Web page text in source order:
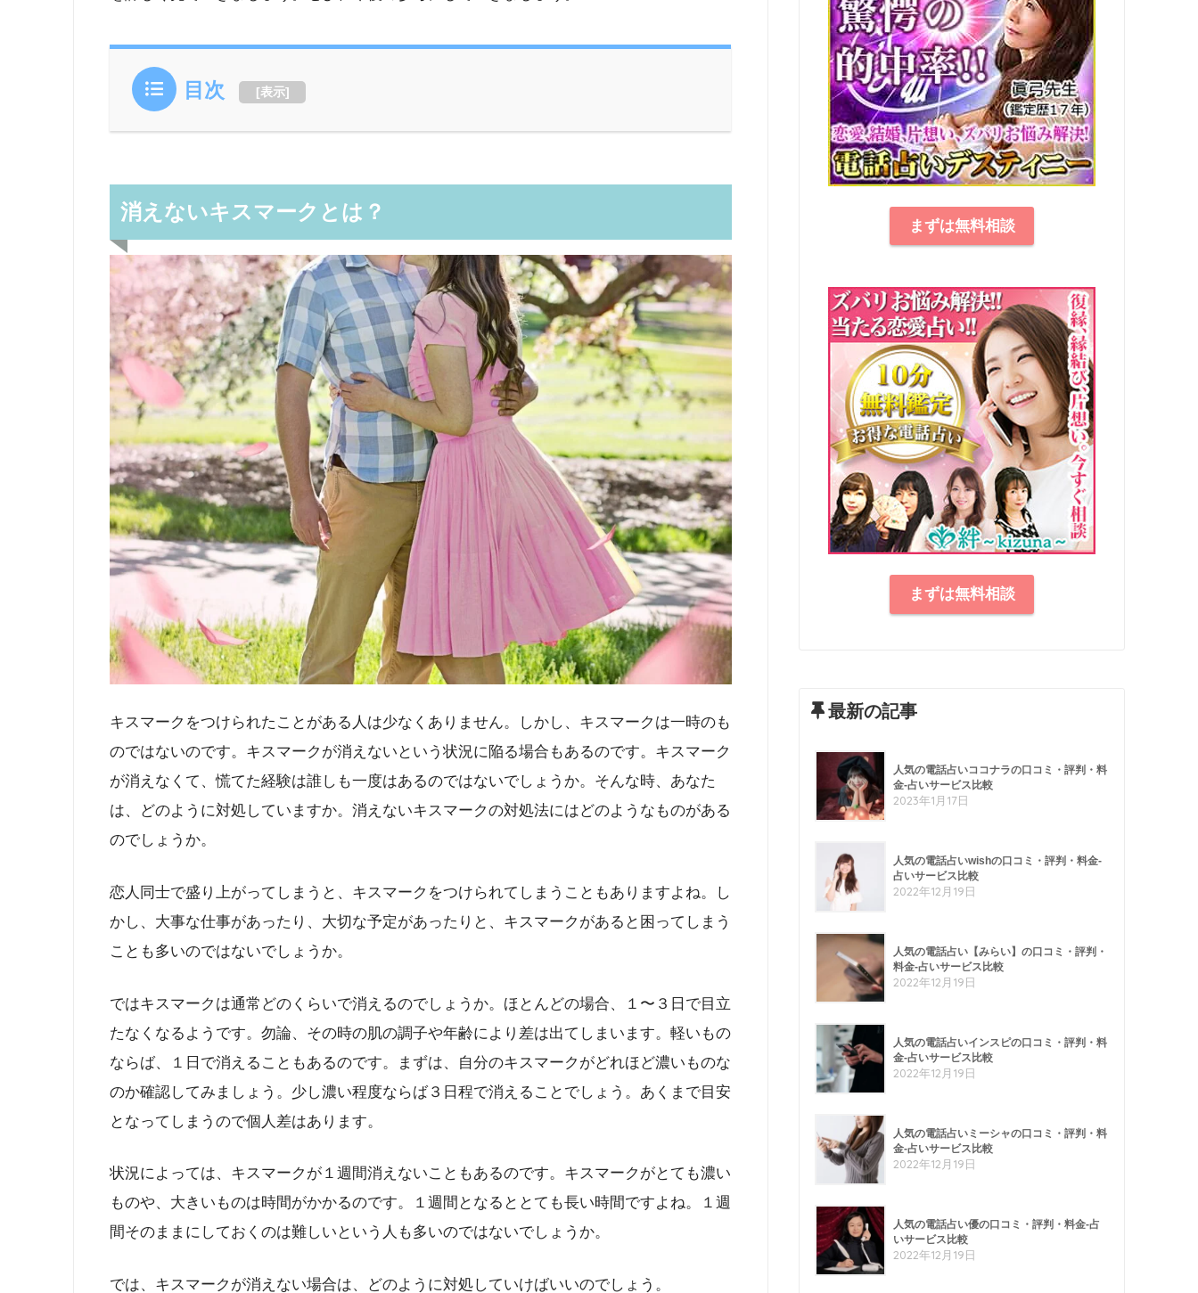
目次 [表示]
消えないキスマークとは？
キスマークをつけられたことがある人は少なくありません。しかし、キスマークは一時のも
のではないのです。キスマークが消えないという状況に陥る場合もあるのです。キスマーク
が消えなくて、慌てた経験は誰しも一度はあるのではないでしょうか。そんな時、あなた
は、どのように対処していますか。消えないキスマークの対処法にはどのようなものがある
のでしょうか。
恋人同士で盛り上がってしまうと、キスマークをつけられてしまうこともありますよね。し
かし、大事な仕事があったり、大切な予定があったりと、キスマークがあると困ってしまう
ことも多いのではないでしょうか。
ではキスマークは通常どのくらいで消えるのでしょうか。ほとんどの場合、１〜３日で目立
たなくなるようです。勿論、その時の肌の調子や年齢により差は出てしまいます。軽いもの
ならば、１日で消えることもあるのです。まずは、自分のキスマークがどれほど濃いものな
のか確認してみましょう。少し濃い程度ならば３日程で消えることでしょう。あくまで目安
となってしまうので個人差はあります。
状況によっては、キスマークが１週間消えないこともあるのです。キスマークがとても濃い
ものや、大きいものは時間がかかるのです。１週間となるととても長い時間ですよね。１週
間そのままにしておくのは難しいという人も多いのではないでしょうか。
では、キスマークが消えない場合は、どのように対処していけばいいのでしょう。
まずは無料相談
まずは無料相談
最新の記事
人気の電話占いココナラの口コミ・評判・料
金-占いサービス比較
2023年1月17日
人気の電話占いwishの口コミ・評判・料金-
占いサービス比較
2022年12月19日
人気の電話占い【みらい】の口コミ・評判・
料金-占いサービス比較
2022年12月19日
人気の電話占いインスピの口コミ・評判・料
金-占いサービス比較
2022年12月19日
人気の電話占いミーシャの口コミ・評判・料
金-占いサービス比較
2022年12月19日
人気の電話占い優の口コミ・評判・料金-占
いサービス比較
2022年12月19日